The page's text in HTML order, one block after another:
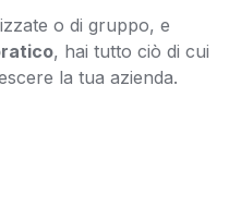
o di gruppo, e
, hai tutto ciò di cui
la tua azienda.